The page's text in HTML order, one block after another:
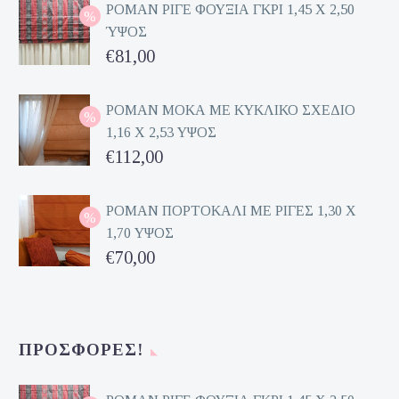
ΡΟΜΑΝ ΡΙΓΕ ΦΟΥΞΙΑ ΓΚΡΙ 1,45 Χ 2,50
ΎΨΟΣ
Original
was:
€162,00.
€81,00
τρέχουσα
τιμή
είναι:
ΡΟΜΑΝ ΜΟΚΑ ΜΕ ΚΥΚΛΙΚΟ ΣΧΕΔΙΟ
1,16 Χ 2,53 ΥΨΟΣ
Original
was:
€224,00.
€112,00
τρέχουσα
τιμή
είναι:
ΡΟΜΑΝ ΠΟΡΤΟΚΑΛΙ ΜΕ ΡΙΓΕΣ 1,30 Χ
1,70 ΥΨΟΣ
Original
€70,00
ΠΡΟΣΦΟΡΈΣ!